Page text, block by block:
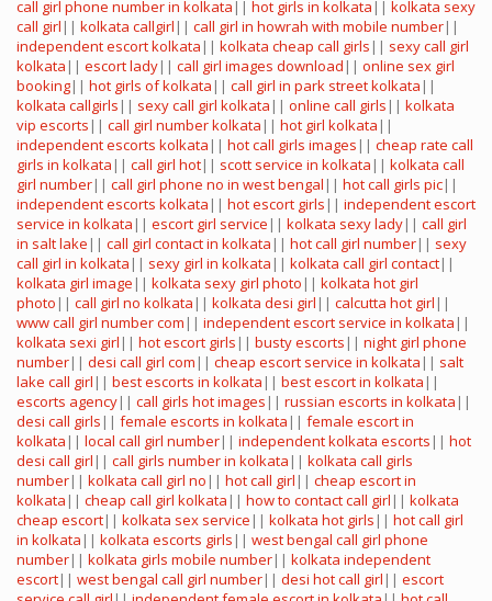
call girl phone number in kolkata || hot girls in kolkata || kolkata sexy
call girl || kolkata callgirl || call girl in howrah with mobile number||
independent escort kolkata || kolkata cheap call girls || sexy call girl
kolkata || escort lady|| call girl images download || online sex girl
booking|| hot girls of kolkata || call girl in park street kolkata ||
kolkata callgirls || sexy call girl kolkata || online call girls || kolkata
vip escorts || call girl number kolkata || hot girl kolkata ||
independent escorts kolkata || hot call girls images || cheap rate call
girls in kolkata || call girl hot|| scott service in kolkata || kolkata call
girl number|| call girl phone no in west bengal || hot call girls pic||
independent escorts kolkata || hot escort girls || independent escort
service in kolkata || escort girl service || kolkata sexy lady|| call girl
in salt lake || call girl contact in kolkata || hot call girl number|| sexy
call girl in kolkata || sexy girl in kolkata || kolkata call girl contact||
kolkata girl image || kolkata sexy girl photo || kolkata hot girl
photo || call girl no kolkata || kolkata desi girl || calcutta hot girl ||
www call girl number com || independent escort service in kolkata ||
kolkata sexi girl || hot escort girls || busty escorts || night girl phone
number|| desi call girl com || cheap escort service in kolkata || salt
lake call girl || best escorts in kolkata || best escort in kolkata ||
escorts agency|| call girls hot images || russian escorts in kolkata ||
desi call girls || female escorts in kolkata || female escort in
kolkata || local call girl number|| independent kolkata escorts || hot
desi call girl || call girls number in kolkata || kolkata call girls
number|| kolkata call girl no || hot call girl || cheap escort in
kolkata || cheap call girl kolkata || how to contact call girl || kolkata
cheap escort|| kolkata sex service || kolkata hot girls || hot call girl
in kolkata || kolkata escorts girls || west bengal call girl phone
number|| kolkata girls mobile number|| kolkata independent
escort|| west bengal call girl number|| desi hot call girl || escort